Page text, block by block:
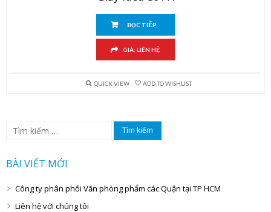
ĐỌC TIẾP
GIÁ: LIÊN HỆ
QUICK VIEW ADD TO WISHLIST
Tìm
kiếm
BÀI VIẾT MỚI
Công ty phân phối Văn phòng phẩm các Quận tại TP HCM
Liên hệ với chúng tôi